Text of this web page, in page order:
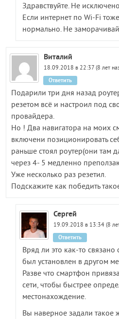
Здравствуйте. Не
Если интернет по Wi-Fi
нормально. Не
Виталий
18.09.2018 в 22:37 (8 лет
Подарили три дня назад
резетом всё и настроил под
провайдера.
Но ! Два навигатора на моих
включени позиционировать
раньше стоял роутер(они там
через 4- 5 медленно
Уже несколько раз резетил.
Подскажите как победить
Ответить
Сергей
19.09.2018 в 13:34 (8
Вряд ли это как-то связано
был установлен в другом
Разве что смартфон
сети, чтобы быстрее
местонахождение.
Вы наверное задали такое
Ответить